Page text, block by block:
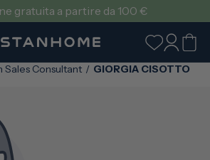
gratuita a partire da 100 €
Accedi
Carrello
Sales Consultant / GIORGIA CISOTTO